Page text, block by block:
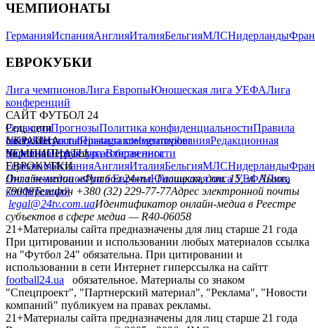
ЧЕМПИОНАТЫ
ГерманияИспанияАнглияИталияБельгияМЛСНидерланды
ЕВРОКУБКИ
Лига чемпионовЛига ЕвропыЮношеская лига УЕФАЛига
конференций
САЙТ ФУТБОЛ 24
РедакцияПрогнозыПолитика конфиденциальностиПравила
сайтуКонтактыПравила комментированияРедакционная
политикаСтруктура собственности
Соц. сети
facebookxyoutubeinstagramtelegramviber
УКРАИНА
УкраинаПервая лигаВторая лига
ЧЕМПИОНАТЫ
ГерманияИспанияАнглияИталияБельгияМЛСНидерланды
ЕВРОКУБКИ
Лига чемпионовЛига ЕвропыЮношеская лига УЕФАЛига
конференций
Онлайн-медиа «Футбол 24»пл. Галицкая, дом. 15, м. Львов,
79008Телефон +380 (32) 229-77-77Адрес электронной почты
legal@24tv.com.uaИдентификатор онлайн-медиа в Реестре
субъектов в сфере медиа — R40-06058
21+Материалы сайта предназначены для лиц старше 21 года
При цитировании и использовании любых материалов ссылка
на "Футбол 24" обязательна. При цитировании и
использовании в сети Интернет гиперссылка на сайтт
football24.ua
обязательное. Материалы со знаком
"Спецпроект", "Партнерский материал", "Реклама", "Новости
компаний" публикуем на правах рекламы.
21+Материалы сайта предназначены для лиц старше 21 года